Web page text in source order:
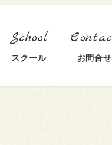
スクール お問合せ